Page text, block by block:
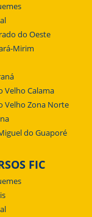
do Oeste
Mirim
Velho Calama
Velho Zona Norte
do Guaporé
FIC